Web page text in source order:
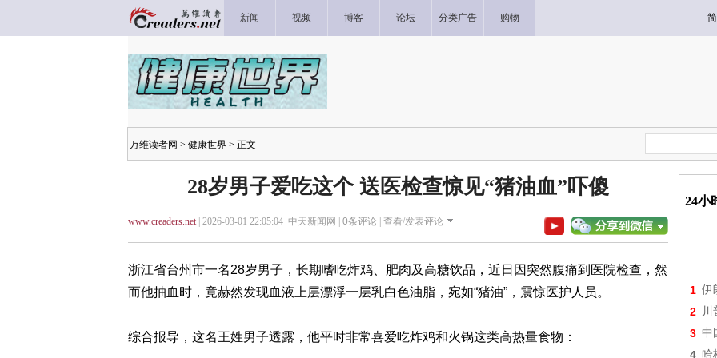
新闻 视频 博客 论坛 分类广告 购物
万维读者网 > 健康世界 > 正文
28岁男子爱吃这个 送医检查惊见“猪油血”吓傻
www.creaders.net| 2026-03-01 22:05:04 中天新闻网 | 0条评论 | 查看/发表评论
浙江省台州市一名28岁男子，长期嗜吃炸鸡、肥肉及高糖饮品，近日因突然腹痛到医院检查，然
而他抽血时，竟赫然发现血液上层漂浮一层乳白色油脂，宛如“猪油”，震惊医护人员。
综合报导，这名王姓男子透露，他平时非常喜爱吃炸鸡和火锅这类高热量食物：
24小
1 伊
2 川
3 中
4 哈